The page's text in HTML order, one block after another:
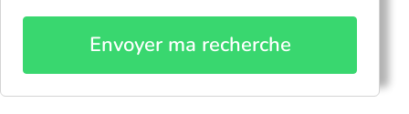
Envoyer ma recherche